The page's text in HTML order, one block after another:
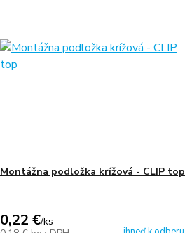
Montážna podložka krížová - CLIP top
0,22 €/ks